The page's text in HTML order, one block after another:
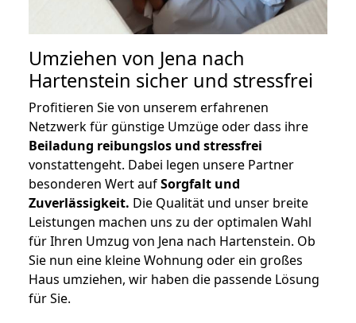
Umziehen von Jena nach
Hartenstein sicher und stressfrei
Profitieren Sie von unserem erfahrenen
Netzwerk für günstige Umzüge oder dass ihre
Beiladung reibungslos und stressfrei
vonstattengeht. Dabei legen unsere Partner
besonderen Wert aufSorgfalt und
Zuverlässigkeit. Die Qualität und unser breite
Leistungen machen uns zu der optimalen Wahl
für Ihren Umzug von Jena nach Hartenstein. Ob
Sie nun eine kleine Wohnung oder ein großes
Haus umziehen, wir haben die passende Lösung
für Sie.